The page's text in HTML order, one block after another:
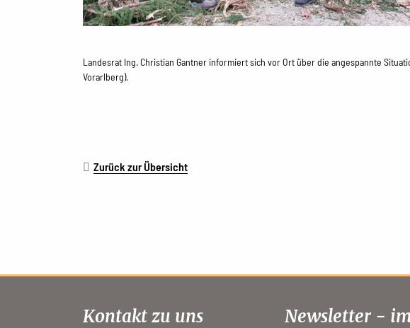
Landesrat Ing. Christian Gantner informiert sich vor Ort über die angespannte
Vorarlberg).
Zurück zur Übersicht
Kontakt zu uns Newsletter -